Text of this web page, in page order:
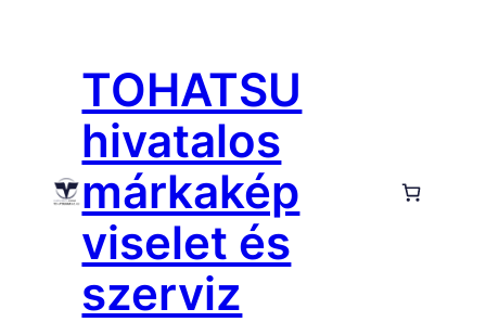
tartalomhozTOHATSU
hivatalos
márkakép
viselet és
szerviz